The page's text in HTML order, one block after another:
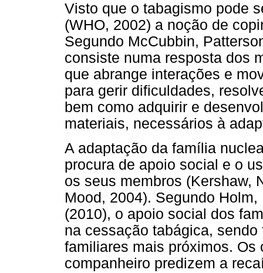
Visto que o tabagismo pode
(WHO, 2002) a noção de
Segundo McCubbin,
consiste numa resposta dos
que abrange interações e
para gerir dificuldades,
bem como adquirir e
materiais, necessários à
A adaptação da família
procura de apoio social e o
os seus membros (Kershaw,
Mood, 2004). Segundo
(2010), o apoio social dos
na cessação tabágica,
familiares mais próximos. Os
companheiro predizem a